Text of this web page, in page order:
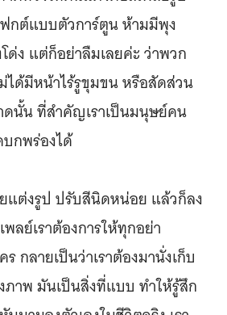
ฟกต์แบบตัวการ์ตูน ห้ามมีพุง
ง แต่ก็อย่าลืมเลยค่ะ ว่าพวก
ได้มีหน้าไร้รูขุมขน หรือสัดส่วน
นั้น ที่สำคัญเราเป็นมนุษย์คน
กพร่องได้
แต่งรูป ปรับสีนิดหน่อย แล้วก็ลง
ลย์เราต้องการให้ทุกอย่า
กลายเป็นว่าเราต้องมานั่งเก็บ
ภาพ มันเป็นสิ่งที่แบบ ทำให้รู้สึก